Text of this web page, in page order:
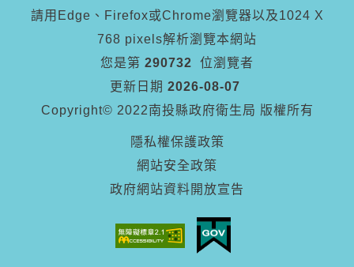
請用Edge、Firefox或Chrome瀏覽器以及1024 X
768 pixels解析瀏覽本網站
您是第 290732
位瀏覽者
更新日期 2026-08-07
Copyright© 2022南投縣政府衛生局 版權所有
隱私權保護政策
網站安全政策
政府網站資料開放宣告